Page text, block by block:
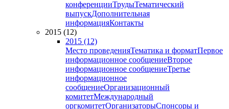
конференцииТрудыТематический
выпускДополнительная
информацияКонтакты
2015 (12)
2015 (12)
Место проведенияТематика и форматПервое
информационное сообщениеВторое
информационное сообщениеТретье
информационное
сообщениеОрганизационный
комитетМеждународный
оргкомитетОрганизаторыСпонсоры и